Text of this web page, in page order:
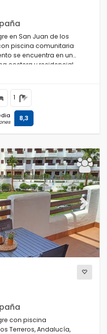
en San Juan de los
piscina comunitaria
se encuentra en un
costera y residencial,
m de la playa.
1
8,3
Next
con piscina
Terreros, Andalucía,